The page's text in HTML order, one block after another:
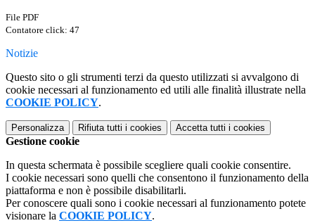
File PDF
Contatore click: 47
Notizie
Questo sito o gli strumenti terzi da questo utilizzati si avvalgono di
cookie necessari al funzionamento ed utili alle finalità illustrate nella
COOKIE POLICY.
Personalizza Rifiuta tutti i cookies Accetta tutti i cookies
Gestione cookie
In questa schermata è possibile scegliere quali cookie consentire.
I cookie necessari sono quelli che consentono il funzionamento della
piattaforma e non è possibile disabilitarli.
Per conoscere quali sono i cookie necessari al funzionamento potete
visionare la COOKIE POLICY.